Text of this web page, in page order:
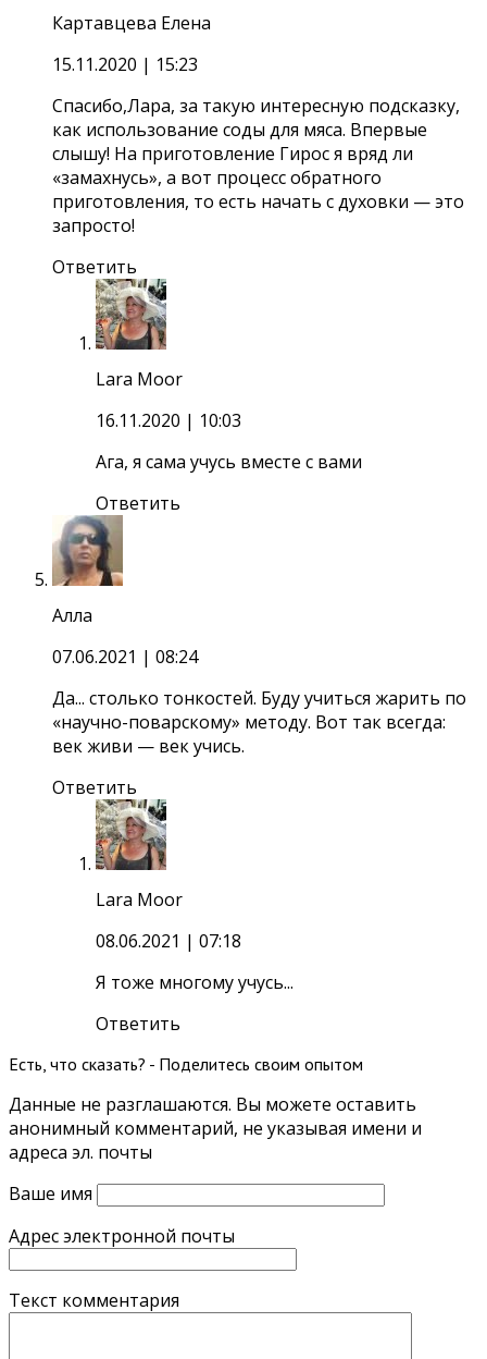
Картавцева Елена
15.11.2020 | 15:23
Спасибо,Лара, за такую интересную подсказку,
как использование соды для мяса. Впервые
слышу! На приготовление Гирос я вряд ли
«замахнусь», а вот процесс обратного
приготовления, то есть начать с духовки — это
запросто!
Ответить
Lara Moor
16.11.2020 | 10:03
Ага, я сама учусь вместе с вами
Ответить
Алла
07.06.2021 | 08:24
Да... столько тонкостей. Буду учиться жарить по
«научно-поварскому» методу. Вот так всегда:
век живи — век учись.
Ответить
Lara Moor
08.06.2021 | 07:18
Я тоже многому учусь...
Ответить
Есть, что сказать? - Поделитесь своим опытом
Данные не разглашаются. Вы можете оставить
анонимный комментарий, не указывая имени и
адреса эл. почты
Ваше имя
Адрес электронной почты
Текст комментария